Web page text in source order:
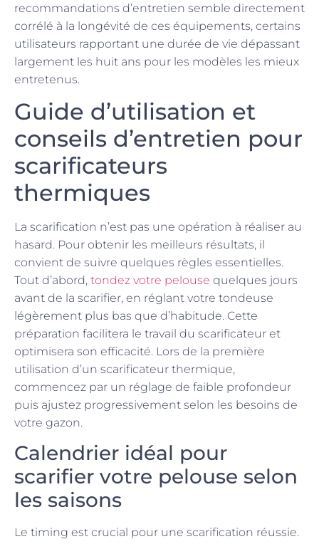
recommandations d’entretien semble directement
corrélé à la longévité de ces équipements, certains
utilisateurs rapportant une durée de vie dépassant
largement les huit ans pour les modèles les mieux
entretenus.
Guide d’utilisation et
conseils d’entretien pour
scarificateurs
thermiques
La scarification n’est pas une opération à réaliser au
hasard. Pour obtenir les meilleurs résultats, il
convient de suivre quelques règles essentielles.
Tout d’abord, tondez votre pelouse quelques jours
avant de la scarifier, en réglant votre tondeuse
légèrement plus bas que d’habitude. Cette
préparation facilitera le travail du scarificateur et
optimisera son efficacité. Lors de la première
utilisation d’un scarificateur thermique,
commencez par un réglage de faible profondeur
puis ajustez progressivement selon les besoins de
votre gazon.
Calendrier idéal pour
scarifier votre pelouse selon
les saisons
Le timing est crucial pour une scarification réussie.